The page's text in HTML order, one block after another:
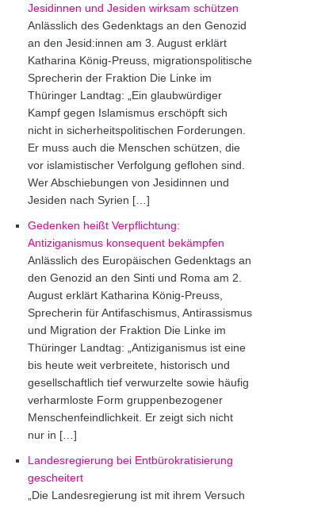
Jesidinnen und Jesiden wirksam schützen
Anlässlich des Gedenktags an den Genozid
an den Jesid:innen am 3. August erklärt
Katharina König-Preuss, migrationspolitische
Sprecherin der Fraktion Die Linke im
Thüringer Landtag: „Ein glaubwürdiger
Kampf gegen Islamismus erschöpft sich
nicht in sicherheitspolitischen Forderungen.
Er muss auch die Menschen schützen, die
vor islamistischer Verfolgung geflohen sind.
Wer Abschiebungen von Jesidinnen und
Jesiden nach Syrien […]
Gedenken heißt Verpflichtung:
Antiziganismus konsequent bekämpfen
Anlässlich des Europäischen Gedenktags an
den Genozid an den Sinti und Roma am 2.
August erklärt Katharina König-Preuss,
Sprecherin für Antifaschismus, Antirassismus
und Migration der Fraktion Die Linke im
Thüringer Landtag: „Antiziganismus ist eine
bis heute weit verbreitete, historisch und
gesellschaftlich tief verwurzelte sowie häufig
verharmloste Form gruppenbezogener
Menschenfeindlichkeit. Er zeigt sich nicht
nur in […]
Landesregierung bei Entbürokratisierung
gescheitert
„Die Landesregierung ist mit ihrem Versuch